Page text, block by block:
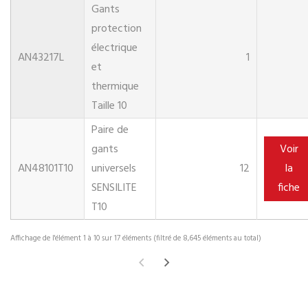
AN43217L
Gants
protection
électrique
et
thermique
Taille 10
1
AN48101T10
Paire de
gants
universels
SENSILITE
T10
12
Voir
la
fiche
Affichage de l'élément 1 à 10 sur 17 éléments (filtré de 8,645 éléments au total)